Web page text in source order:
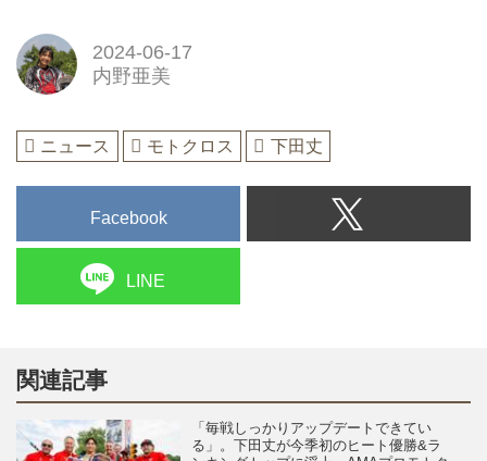
2024-06-17
内野亜美
ニュース モトクロス 下田丈
Facebook
LINE
関連記事
「毎戦しっかりアップデートできてい
る」。下田丈が今季初のヒート優勝&ラ